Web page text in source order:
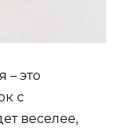
– это
с
веселее,